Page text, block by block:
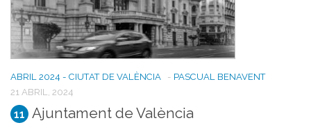
- PASCUAL BENAVENT
ABRIL 2024 - CIUTAT DE VALÈNCIA
21 ABRIL, 2024
11 Ajuntament de València